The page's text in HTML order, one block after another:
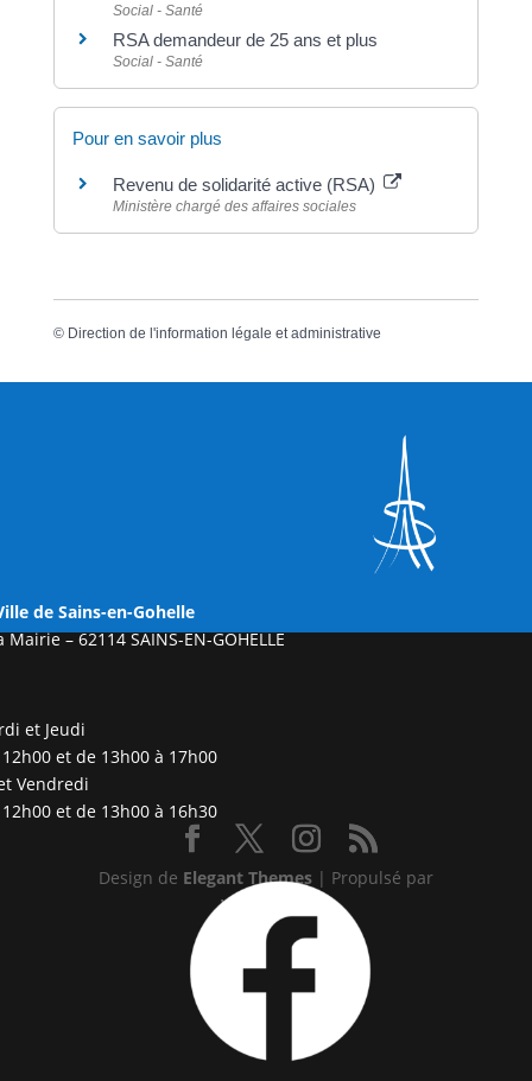
Social - Santé
RSA demandeur de 25 ans et plus
Social - Santé
Pour en savoir plus
Revenu de solidarité active (RSA)
Ministère chargé des affaires sociales
© Direction de l'information légale et administrative
de Sains-en-Gohelle
Mairie –62114 SAINS-EN-GOHELLE
et Jeudi
et de 13h00 à 17h00
Vendredi
et de 13h00 à 16h30
Design de Elegant Themes| Propulsé par
WordPress